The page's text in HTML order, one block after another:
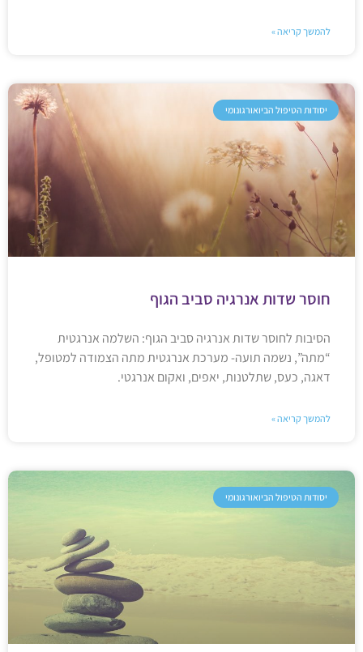
להמשך קריאה »
יסודות הטיפול הביואורגונומי
חוסר שדות אנרגיה סביב הגוף
הסיבות לחוסר שדות אנרגיה סביב הגוף: השלמה אנרגטית
“מתה”, נשמה תועה- מערכת אנרגטית מתה הצמודה למטופל,
דאגה, כעס, שתלטנות, יאפים, ואקום אנרגטי.
להמשך קריאה »
יסודות הטיפול הביואורגונומי